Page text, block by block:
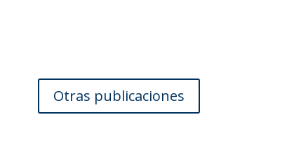
Otras publicaciones